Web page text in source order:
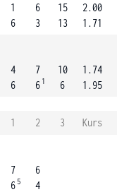
1
6
6
3
15
13
2.00
1.71
4
6
7
6 1
10
6
1.74
1.95
1 2 3
Kurs
7
6 5
6
4